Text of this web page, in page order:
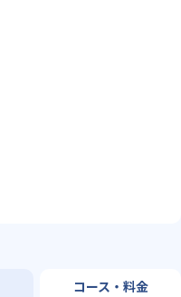
コース・料金